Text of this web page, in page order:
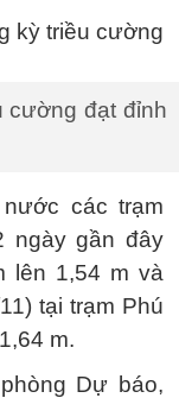
cường đạt đỉnh
các trạm
ngày gần đây
lên 1,54 m và
tại trạm Phú
m.
Dự báo,